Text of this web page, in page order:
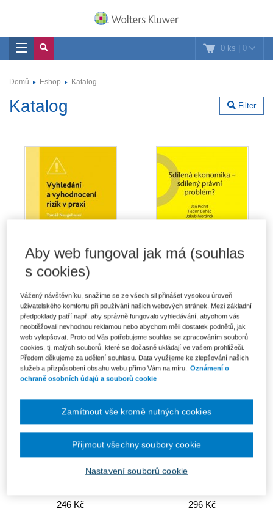
0 ks | 0
Domů Eshop Katalog
Filter
Katalog
praxi - 3. vydání
232 Kč
právní problém
Od 426 Kč
246 Kč 296 Kč
Aby web fungoval jak má (souhlas
s cookies)
Vážený návštěvníku, snažíme se ze všech sil přinášet vysokou úroveň
uživatelského komfortu při používání našich webových stránek. Mezi základní
předpoklady patří např. aby správně fungovalo vyhledávání, abychom vás
neobtěžovali nevhodnou reklamou nebo abychom měli dostatek podnětů, jak
web vylepšovat. Proto od Vás potřebujeme souhlas se zpracováním souborů
cookies, tj. malých souborů, které se dočasně ukládají ve vašem prohlížeči.
Předem děkujeme za udělení souhlasu. Data využijeme ke zlepšování našich
služeb a přizpůsobení obsahu webu přímo Vám na míru.
Oznámení o
ochraně osobních údajů a souborů cookie
Nastavení souborů cookie
Zamítnout vše kromě nutných cookies
Přijmout všechny soubory cookie